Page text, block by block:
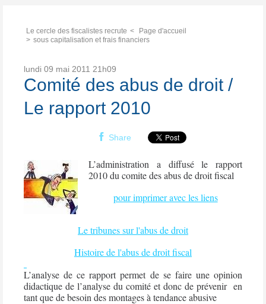
Le cercle des fiscalistes recrute
Page d'accueil
sous capitalisation et frais financiers
lundi 09 mai 2011 21h09
Comité des abus de droit /
Le rapport 2010
Share
L’administration a diffusé le rapport
2010 du comite des abus de droit fiscal
pour imprimer avec les liens
Le tribunes sur l'abus de droit
Histoire de l'abus de droit fiscal
L’analyse de ce rapport permet de se faire une opinion
didactique de l’analyse du comité et donc de prévenir en
tant que de besoin des montages à tendance abusive